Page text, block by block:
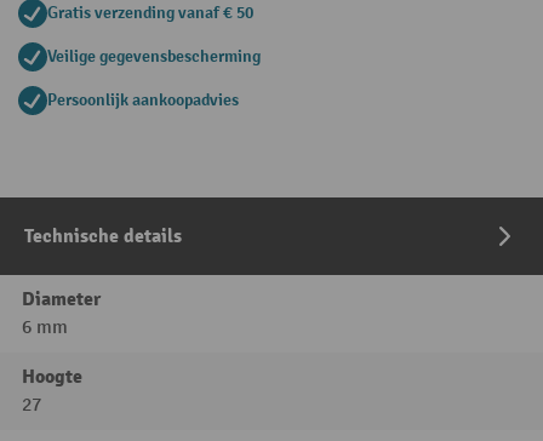
Gratis verzending vanaf € 50
Veilige gegevensbescherming
Persoonlijk aankoopadvies
Technische details
Diameter
6 mm
Hoogte
27